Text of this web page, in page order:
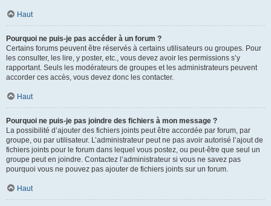
Haut
Pourquoi ne puis-je pas accéder à un forum ?
Certains forums peuvent être réservés à certains utilisateurs ou groupes. Pour
les consulter, les lire, y poster, etc., vous devez avoir les permissions s’y
rapportant. Seuls les modérateurs de groupes et les administrateurs peuvent
accorder ces accès, vous devez donc les contacter.
Haut
Pourquoi ne puis-je pas joindre des fichiers à mon message ?
La possibilité d’ajouter des fichiers joints peut être accordée par forum, par
groupe, ou par utilisateur. L’administrateur peut ne pas avoir autorisé l’ajout de
fichiers joints pour le forum dans lequel vous postez, ou peut-être que seul un
groupe peut en joindre. Contactez l’administrateur si vous ne savez pas
pourquoi vous ne pouvez pas ajouter de fichiers joints sur un forum.
Haut